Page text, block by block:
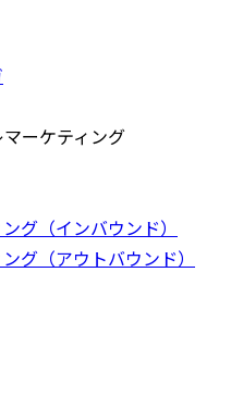
ーケティング
グ（インバウンド）
グ（アウトバウンド）